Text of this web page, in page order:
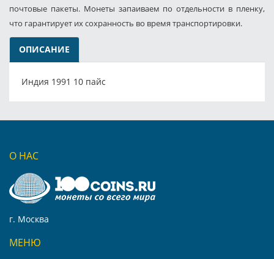
почтовые пакеты. Монеты запаиваем по отдельности в пленку,
что гарантирует их сохранность во время транспортировки.
ОПИСАНИЕ
Индия 1991 10 пайс
О НАС
г. Москва
МЕНЮ